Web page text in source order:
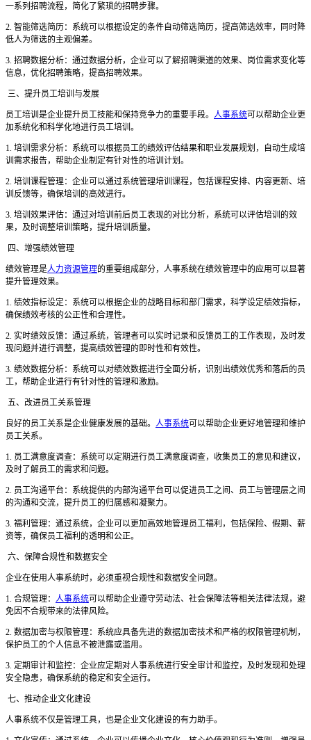
一系列招聘流程，简化了繁琐的招聘步骤。
2. 智能筛选简历：系统可以根据设定的条件自动筛选简历，提高筛选效率，同时降
低人为筛选的主观偏差。
3. 招聘数据分析：通过数据分析，企业可以了解招聘渠道的效果、岗位需求变化等
信息，优化招聘策略，提高招聘效果。
三、提升员工培训与发展
员工培训是企业提升员工技能和保持竞争力的重要手段。 人事系统可以帮助企业更
加系统化和科学化地进行员工培训。
1. 培训需求分析：系统可以根据员工的绩效评估结果和职业发展规划，自动生成培
训需求报告，帮助企业制定有针对性的培训计划。
2. 培训课程管理：企业可以通过系统管理培训课程，包括课程安排、内容更新、培
训反馈等，确保培训的高效进行。
3. 培训效果评估：通过对培训前后员工表现的对比分析，系统可以评估培训的效
果，及时调整培训策略，提升培训质量。
四、增强绩效管理
绩效管理是人力资源管理的重要组成部分，人事系统在绩效管理中的应用可以显著
提升管理效果。
1. 绩效指标设定：系统可以根据企业的战略目标和部门需求，科学设定绩效指标，
确保绩效考核的公正性和合理性。
2. 实时绩效反馈：通过系统，管理者可以实时记录和反馈员工的工作表现，及时发
现问题并进行调整，提高绩效管理的即时性和有效性。
3. 绩效数据分析：系统可以对绩效数据进行全面分析，识别出绩效优秀和落后的员
工，帮助企业进行有针对性的管理和激励。
五、改进员工关系管理
良好的员工关系是企业健康发展的基础。 人事系统可以帮助企业更好地管理和维护
员工关系。
1. 员工满意度调查：系统可以定期进行员工满意度调查，收集员工的意见和建议，
及时了解员工的需求和问题。
2. 员工沟通平台：系统提供的内部沟通平台可以促进员工之间、员工与管理层之间
的沟通和交流，提升员工的归属感和凝聚力。
3. 福利管理：通过系统，企业可以更加高效地管理员工福利，包括保险、假期、薪
资等，确保员工福利的透明和公正。
六、保障合规性和数据安全
企业在使用人事系统时，必须重视合规性和数据安全问题。
1. 合规管理： 人事系统可以帮助企业遵守劳动法、社会保障法等相关法律法规，避
免因不合规带来的法律风险。
2. 数据加密与权限管理：系统应具备先进的数据加密技术和严格的权限管理机制，
保护员工的个人信息不被泄露或滥用。
3. 定期审计和监控：企业应定期对人事系统进行安全审计和监控，及时发现和处理
安全隐患，确保系统的稳定和安全运行。
七、推动企业文化建设
人事系统不仅是管理工具，也是企业文化建设的有力助手。